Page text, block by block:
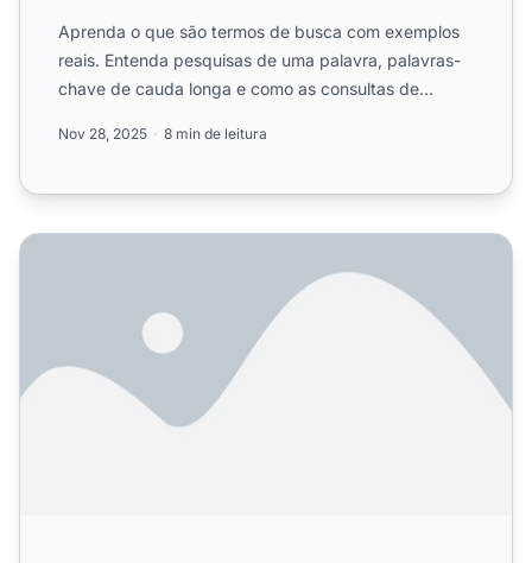
Aprenda o que são termos de busca com exemplos
reais. Entenda pesquisas de uma palavra, palavras-
chave de cauda longa e como as consultas de
Nov 28, 2025 8 min de leitura
Como Encontrar Termos de Pesquisa? Guia Completo